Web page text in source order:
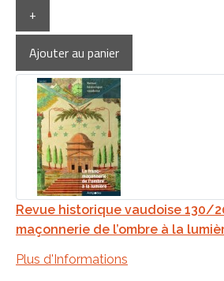
+
Revue historique vaudoise 130/
maçonnerie de l’ombre à la
Plus d'Informations